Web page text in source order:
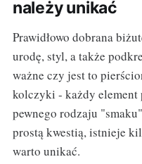
należy unikać
Prawidłowo dobrana
urodę, styl, a także
ważne czy jest to
kolczyki - każdy element
pewnego rodzaju
prostą kwestią, istnieje
warto unikać.